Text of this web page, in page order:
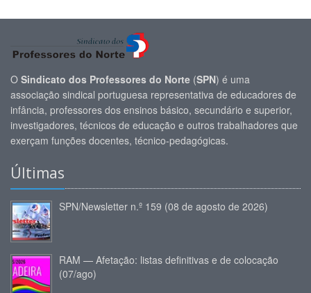
O Sindicato dos Professores do Norte (SPN) é uma
associação sindical portuguesa representativa de educadores de
infância, professores dos ensinos básico, secundário e superior,
investigadores, técnicos de educação e outros trabalhadores que
exerçam funções docentes, técnico-pedagógicas.
Últimas
SPN/Newsletter n.º 159 (08 de agosto de 2026)
RAM — Afetação: listas definitivas e de colocação
(07/ago)